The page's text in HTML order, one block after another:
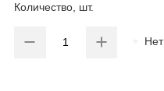
Количество, шт.